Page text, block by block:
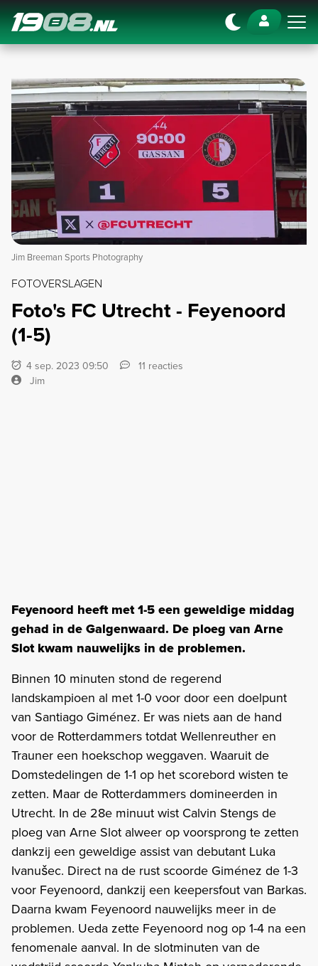
Navigation
Jim Breeman Sports Photography
FOTOVERSLAGEN
Foto's FC Utrecht - Feyenoord
(1-5)
4 sep. 2023 09:50
11 reacties
Jim
Feyenoord heeft met 1-5 een geweldige middag
gehad in de Galgenwaard. De ploeg van Arne
Slot kwam nauwelijks in de problemen.
Binnen 10 minuten stond de regerend
landskampioen al met 1-0 voor door een doelpunt
van Santiago Giménez. Er was niets aan de hand
voor de Rotterdammers totdat Wellenreuther en
Trauner een hoekschop weggaven. Waaruit de
Domstedelingen de 1-1 op het scorebord wisten te
zetten. Maar de Rotterdammers domineerden in
Utrecht. In de 28e minuut wist Calvin Stengs de
ploeg van Arne Slot alweer op voorsprong te zetten
dankzij een geweldige assist van debutant Luka
Ivanušec. Direct na de rust scoorde Giménez de 1-3
voor Feyenoord, dankzij een keepersfout van Barkas.
Daarna kwam Feyenoord nauwelijks meer in de
problemen. Ueda zette Feyenoord nog op 1-4 na een
fenomenale aanval. In de slotminuten van de